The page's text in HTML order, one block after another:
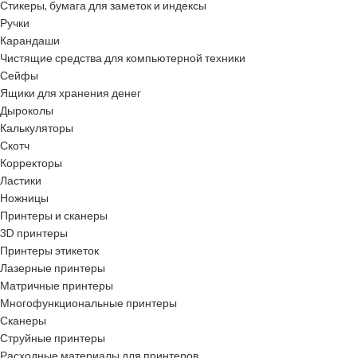
Стикеры, бумага для заметок и индексы
Ручки
Карандаши
Чистящие средства для компьютерной техники
Сейфы
Ящики для хранения денег
Дыроколы
Калькуляторы
Скотч
Корректоры
Ластики
Ножницы
Принтеры и сканеры
3D принтеры
Принтеры этикеток
Лазерные принтеры
Матричные принтеры
Многофункциональные принтеры
Сканеры
Струйные принтеры
Расходные материалы для принтеров